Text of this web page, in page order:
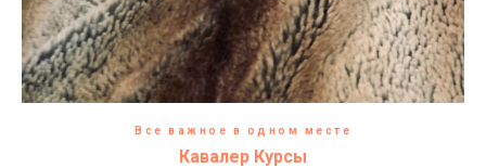
Все важное в одном месте
Кавалер Курсы